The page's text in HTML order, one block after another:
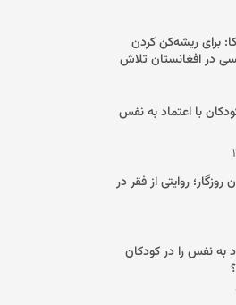
برای ریشه‌کن کردن
در افغانستان تلاش
با اعتماد به نفس
روزگار؛ روایتی از فقر در
به نفس را در کودکان